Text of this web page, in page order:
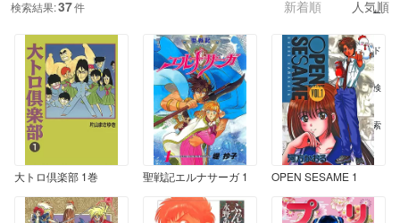
検索結果:37件 新着順 人気順
大トロ倶楽部 1巻 聖戦記エルナサーガ 1 OPEN SESAME 1